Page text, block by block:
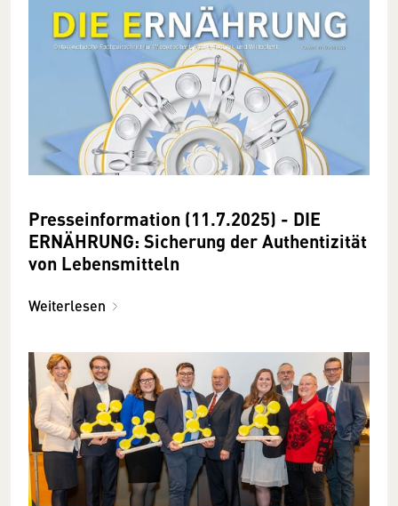
Presseinformation (11.7.2025) - DIE
ERNÄHRUNG: Sicherung der Authentizität
von Lebensmitteln
Weiterlesen